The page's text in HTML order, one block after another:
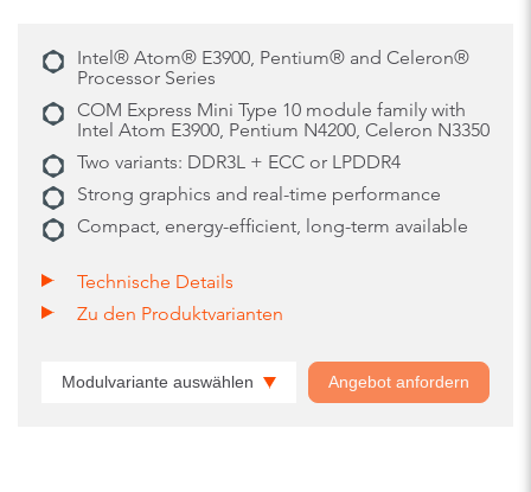
Intel® Atom® E3900, Pentium® and Celeron®
Processor Series
COM Express Mini Type 10 module family with
Intel Atom E3900, Pentium N4200, Celeron N3350
Two variants: DDR3L + ECC or LPDDR4
Strong graphics and real-time performance
Compact, energy-efficient, long-term available
Technische Details
Zu den Produktvarianten
Modulvariante auswählen Angebot anfordern